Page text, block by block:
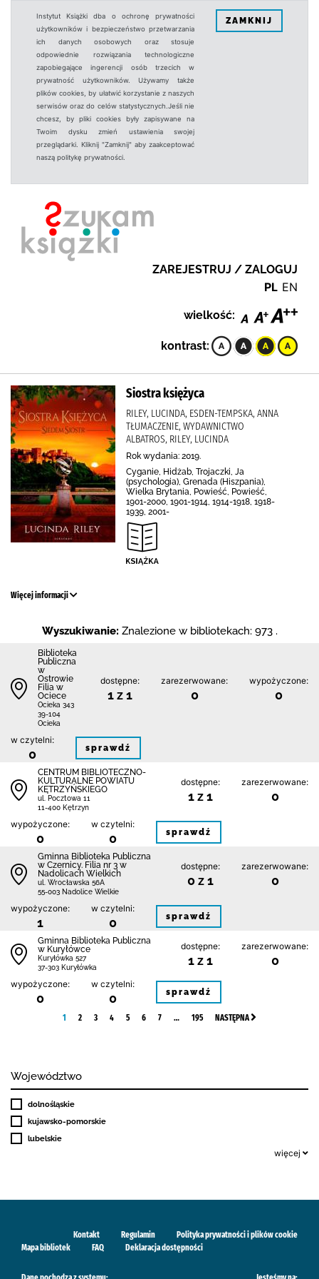
Instytut Książki dba o ochronę prywatności
użytkowników i bezpieczeństwo przetwarzania
ich danych osobowych oraz stosuje
odpowiednie rozwiązania technologiczne
zapobiegające ingerencji osób trzecich w
prywatność użytkowników. Używamy także
plików cookies, by ułatwić korzystanie z naszych
serwisów oraz do celów statystycznych.Jeśli nie
chcesz, by pliki cookies były zapisywane na
Twoim dysku zmień ustawienia swojej
przeglądarki. Kliknij "Zamknij" aby zaakceptować
naszą politykę prywatności.
ZAMKNIJ
ZAREJESTRUJ / ZALOGUJ
PL EN
wielkość:
kontrast:
Siostra księżyca
RILEY, LUCINDA, ESDEN-TEMPSKA, ANNA
TŁUMACZENIE, WYDAWNICTWO
ALBATROS, RILEY, LUCINDA
Rok wydania: 2019.
Cyganie, Hidżab, Trojaczki, Ja
(psychologia), Grenada (Hiszpania),
Wielka Brytania, Powieść, Powieść,
1901-2000, 1901-1914, 1914-1918, 1918-
1939, 2001-
Więcej informacji
Wyszukiwanie: Znalezione w bibliotekach: 973 .
Biblioteka
Publiczna
w
Ostrowie
Filia w
Ociece
Ocieka 343
39-104
Ocieka
dostępne:
1 z 1
zarezerwowane:
0
wypożyczone:
0
w czytelni:
0 sprawdź
CENTRUM BIBLIOTECZNO-
KULTURALNE POWIATU
KĘTRZYŃSKIEGO
ul. Pocztowa 11
11-400 Kętrzyn
dostępne:
1 z 1
zarezerwowane:
0
wypożyczone:
0
w czytelni:
0 sprawdź
Gminna Biblioteka Publiczna
w Czernicy. Filia nr 3 w
Nadolicach Wielkich
ul. Wrocławska 56A
55-003 Nadolice Wielkie
dostępne:
0 z 1
zarezerwowane:
0
wypożyczone:
1
w czytelni:
0 sprawdź
Gminna Biblioteka Publiczna
w Kuryłówce
Kuryłówka 527
37-303 Kuryłówka
dostępne:
1 z 1
zarezerwowane:
0
wypożyczone:
0
w czytelni:
0 sprawdź
1 2 3 4 5 6 7 … 195 NASTĘPNA
Województwo
dolnośląskie
kujawsko-pomorskie
lubelskie
więcej
Kontakt Regulamin
Polityka prywatności i plików cookie
Mapa bibliotek
FAQ Deklaracja dostępności